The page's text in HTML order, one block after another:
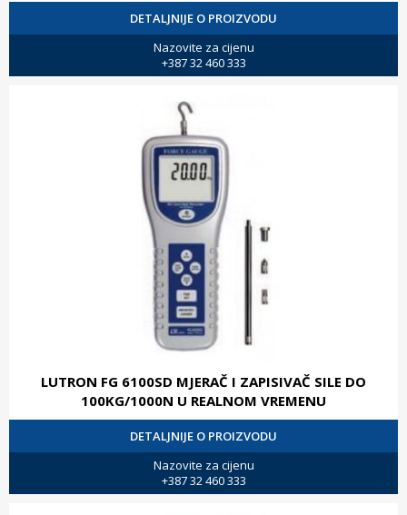
DETALJNIJE O PROIZVODU
Nazovite za cijenu
+387 32 460 333
LUTRON FG 6100SD MJERAČ I ZAPISIVAČ SILE DO
100KG/1000N U REALNOM VREMENU
DETALJNIJE O PROIZVODU
Nazovite za cijenu
+387 32 460 333